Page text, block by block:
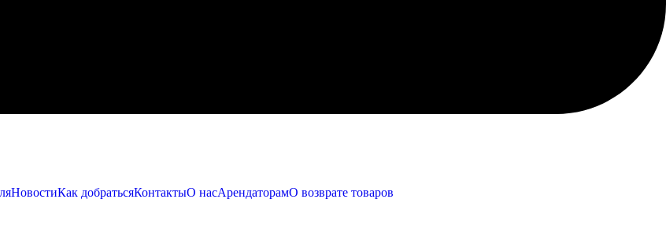
НовостиКак добратьсяКонтактыО насАрендаторамО возврате товаров